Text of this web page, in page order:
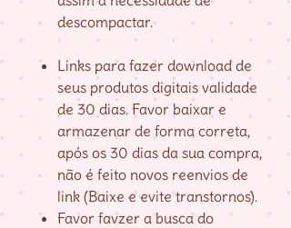
descompactar.
Links para fazer download de
seus produtos digitais validade
de 30 dias. Favor baixar e
armazenar de forma correta,
após os 30 dias da sua compra,
não é feito novos reenvios de
link (Baixe e evite transtornos).
Favor favzer a busca do